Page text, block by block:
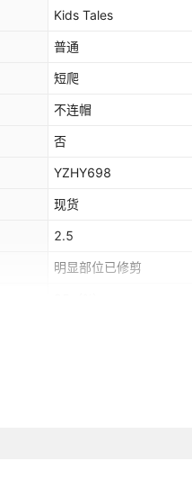
Kids Tales
普通
短爬
不连帽
否
YZHY698
现货
2.5
明显部位已修剪